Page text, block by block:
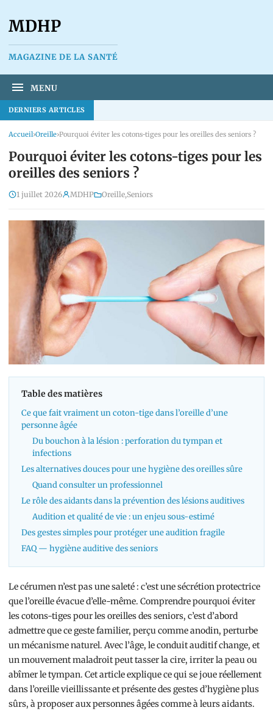
MDHP
MAGAZINE DE LA SANTÉ
MENU
DERNIERS ARTICLES
Accueil›Oreille›Pourquoi éviter les cotons-tiges pour les oreilles des seniors ?
Pourquoi éviter les cotons-tiges pour les
oreilles des seniors ?
1 juillet 2026 MDHP Oreille,Seniors
Table des matières
Ce que fait vraiment un coton-tige dans l’oreille d’une
personne âgée
Du bouchon à la lésion : perforation du tympan et
infections
Les alternatives douces pour une hygiène des oreilles sûre
Quand consulter un professionnel
Le rôle des aidants dans la prévention des lésions auditives
Audition et qualité de vie : un enjeu sous-estimé
Des gestes simples pour protéger une audition fragile
FAQ — hygiène auditive des seniors
Le cérumen n’est pas une saleté : c’est une sécrétion protectrice
que l’oreille évacue d’elle-même. Comprendre pourquoi éviter
les cotons-tiges pour les oreilles des seniors, c’est d’abord
admettre que ce geste familier, perçu comme anodin, perturbe
un mécanisme naturel. Avec l’âge, le conduit auditif change, et
un mouvement maladroit peut tasser la cire, irriter la peau ou
abîmer le tympan. Cet article explique ce qui se joue réellement
dans l’oreille vieillissante et présente des gestes d’hygiène plus
sûrs, à proposer aux personnes âgées comme à leurs aidants.